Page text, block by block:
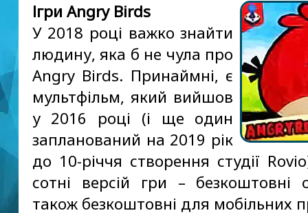
Ігри Angry Birds
У 2018 році важко знайти
людину, яка б не чула про
Angry Birds. Принаймні, є
мультфільм, який вийшов
у 2016 році (і ще один
запланований на 2019 рік
до 10-річчя створення студії
сотні версій гри – безкоштовні
також безкоштовні для мобільних